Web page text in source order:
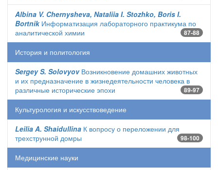
Albina V. Chernysheva, Nataliia I. Stozhko, Boris I.
BortnikИнформатизация лабораторного практикума по
аналитической химии
87-88
История и политология
Sergey S. SolovyovВозникновение домашних животных
и их предназначение в жизнедеятельности человека в
различные исторические эпохи
89-97
Культурология и искусствоведение
Leilia A. Shaidullina К вопросу о переложении для
трехструнной домры
98-100
Медицинские науки